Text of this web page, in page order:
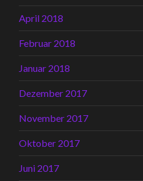
April 2018
Februar 2018
Januar 2018
Dezember 2017
November 2017
Oktober 2017
Juni 2017